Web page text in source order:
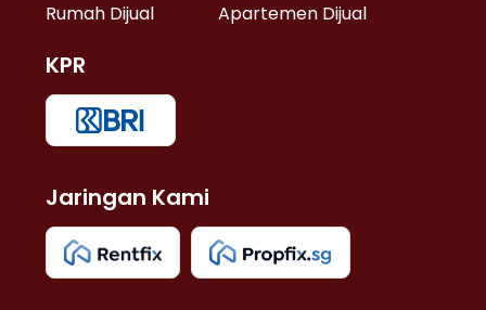
Rumah Dijual Apartemen Dijual
KPR
Jaringan Kami